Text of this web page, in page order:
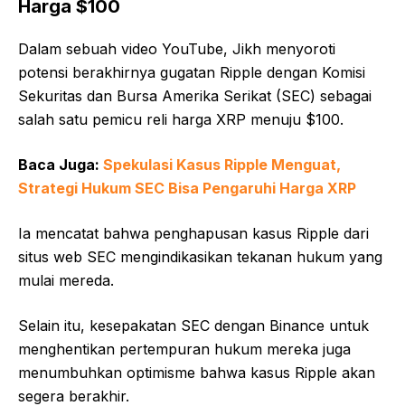
Harga $100
Dalam sebuah video YouTube, Jikh menyoroti
potensi berakhirnya gugatan Ripple dengan Komisi
Sekuritas dan Bursa Amerika Serikat (SEC) sebagai
salah satu pemicu reli harga XRP menuju $100.
Baca Juga: Spekulasi Kasus Ripple Menguat,
Strategi Hukum SEC Bisa Pengaruhi Harga XRP
Ia mencatat bahwa penghapusan kasus Ripple dari
situs web SEC mengindikasikan tekanan hukum yang
mulai mereda.
Selain itu, kesepakatan SEC dengan Binance untuk
menghentikan pertempuran hukum mereka juga
menumbuhkan optimisme bahwa kasus Ripple akan
segera berakhir.